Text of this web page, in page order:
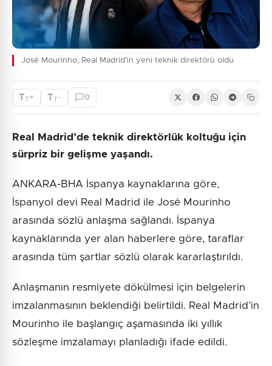
José Mourinho, Real Madrid'in yeni teknik direktörü oldu
TT+ TT - 0
Real Madrid’de teknik direktörlük koltuğu için
sürpriz bir gelişme yaşandı.
ANKARA-BHA İspanya kaynaklarına göre,
İspanyol devi Real Madrid ile José Mourinho
arasında sözlü anlaşma sağlandı. İspanya
kaynaklarında yer alan haberlere göre, taraflar
arasında tüm şartlar sözlü olarak kararlaştırıldı.
Anlaşmanın resmiyete dökülmesi için belgelerin
imzalanmasının beklendiği belirtildi. Real Madrid’in
Mourinho ile başlangıç aşamasında iki yıllık
sözleşme imzalamayı planladığı ifade edildi.